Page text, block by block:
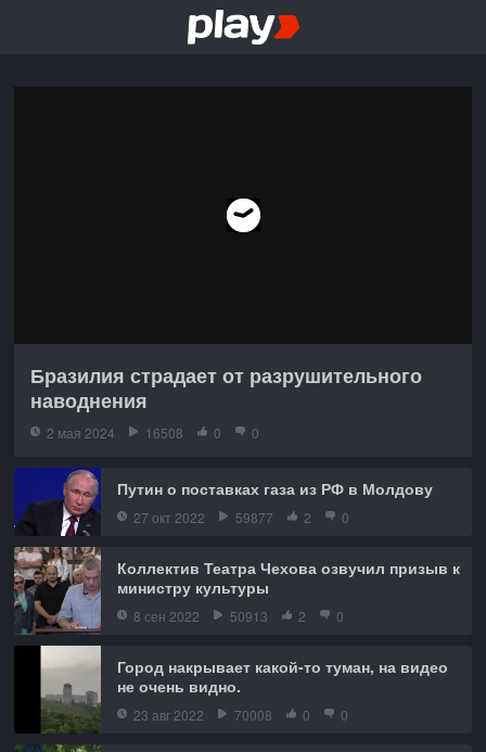
Бразилия страдает от разрушительного
наводнения
2 мая 2024 16508 0 0
Путин о поставках газа из РФ в Молдову
27 окт 2022 59877 2 0
Коллектив Театра Чехова озвучил призыв к
министру культуры
8 сен 2022 50913 2 0
Город накрывает какой-то туман, на видео
не очень видно.
23 авг 2022 70008 0 0